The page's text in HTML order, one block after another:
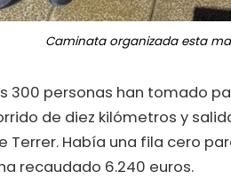
Caminata organizada esta
300 personas han tomado
de diez kilómetros y
Terrer. Había una fila cero
recaudado 6.240 euros.